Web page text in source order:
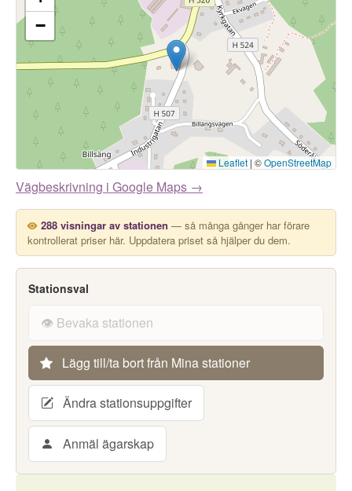
−
Leaflet | ©OpenStreetMap
Vägbeskrivning i Google Maps →
288 visningar av stationen — så många gånger har förare
kontrollerat priser här. Uppdatera priset så hjälper du dem.
Stationsval
👁️ Bevaka stationen
Lägg till/ta bort från Mina stationer
Ändra stationsuppgifter
Anmäl ägarskap